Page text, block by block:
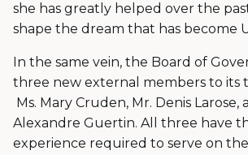
she has greatly helped over the
shape the dream that has become
In the same vein, the Board of
three new external members to its
Ms. Mary Cruden, Mr. Denis Larose,
Alexandre Guertin. All three have
experience required to serve on